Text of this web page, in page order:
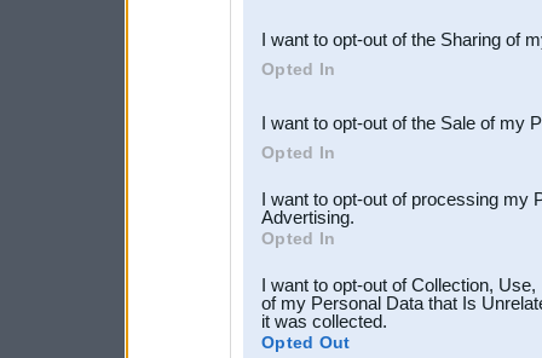
Downstream Participants
third parties.
I want to opt-out of the Sharing of
Opted In
I want to opt-out of the Sale of my
Opted In
I want to opt-out of processing my
Advertising.
Opted In
I want to opt-out of Collection,
of my Personal Data that Is
it was collected.
Opted Out